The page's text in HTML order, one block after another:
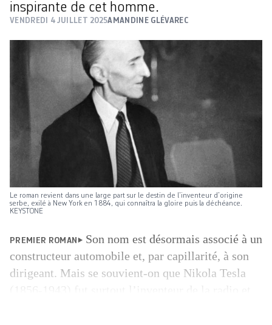
inspirante de cet homme.
VENDREDI 4 JUILLET 2025AMANDINE GLÉVAREC
Le roman revient dans une large part sur le destin de l’inventeur d’origine
serbe, exilé à New York en 1884, qui connaîtra la gloire puis la déchéance.
KEYSTONE
PREMIER ROMAN
Son nom est désormais associé à un
constructeur automobile et, par capillarité, à son
dirigeant. Mais se souvient-on que Nikola Tesla